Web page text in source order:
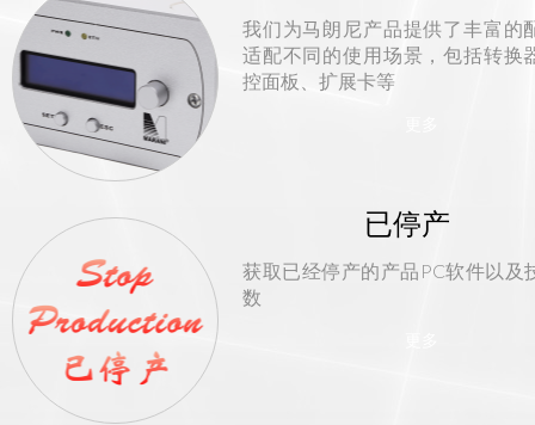
我们为马朗尼产品提供了丰富的
适配不同的使用场景，包括转换
控面板、扩展卡等
已停产
获取已经停产的产品PC软件以及
数